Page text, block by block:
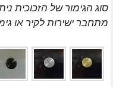
סוג הגימור של הזכוכית
מתחבר ישירות לקיר או